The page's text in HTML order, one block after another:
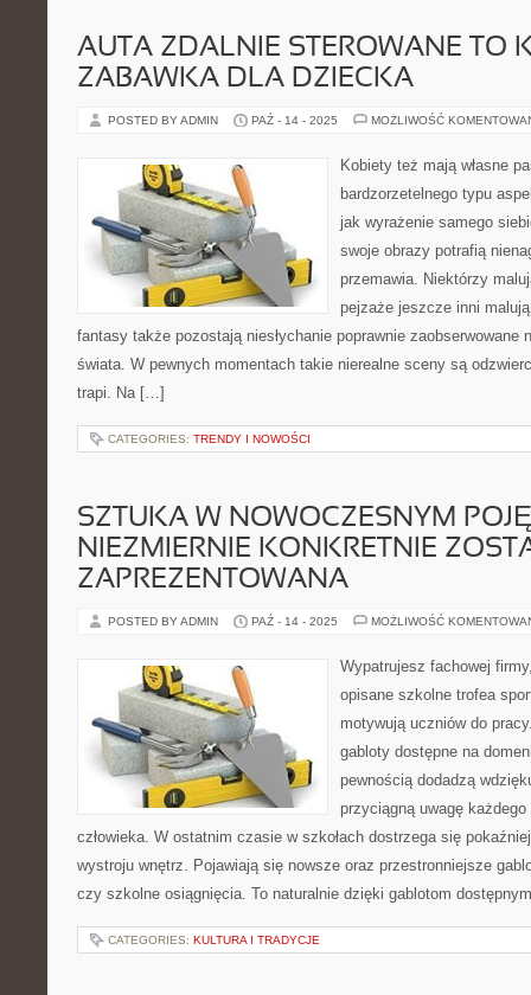
AUTA ZDALNIE STEROWANE TO
ZABAWKA DLA DZIECKA
POSTED BY ADMIN PAŹ - 14 - 2025 MOŻLIWOŚĆ
Kobiety też mają własne
bardzorzetelnego typu
jak wyrażenie samego
swoje obrazy potrafią
przemawia. Niektórzy
pejzaże jeszcze inni
fantasy także pozostają niesłychanie poprawnie zaobserwowane
świata. W pewnych momentach takie nierealne sceny są
trapi. Na […]
CATEGORIES: TRENDY I NOWOŚCI
SZTUKA W NOWOCZESNYM
NIEZMIERNIE KONKRETNIE
ZAPREZENTOWANA
POSTED BY ADMIN PAŹ - 14 - 2025 MOŻLIWOŚĆ
Wypatrujesz fachowej
opisane szkolne trofea
motywują uczniów do
gabloty dostępne na
pewnością dodadzą
przyciągną uwagę
człowieka. W ostatnim czasie w szkołach dostrzega się
wystroju wnętrz. Pojawiają się nowsze oraz przestronniejsze
czy szkolne osiągnięcia. To naturalnie dzięki gablotom
CATEGORIES: KULTURA I TRADYCJE